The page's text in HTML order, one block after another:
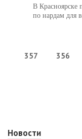
В Красноярске
по нардам для
357 356
Новости